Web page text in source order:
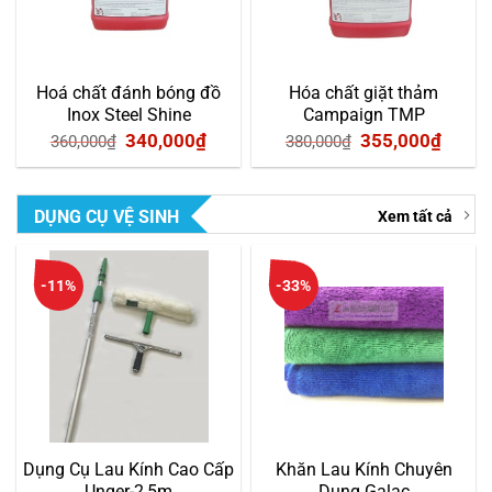
Hoá chất đánh bóng đồ
Inox Steel Shine
360,000₫ Giá
gốc
là:
360,000₫.
340,000₫Giá
hiện
tại
là:
340,000₫.
Hóa chất giặt thảm
Campaign TMP
380,000₫ Giá
gốc
là:
380,000₫.
355,000₫Giá
hiện
tại
là:
DỤNG CỤ VỆ SINH Xem tất cả
-11%
Dụng Cụ Lau Kính Cao Cấp
-33%
Khăn Lau Kính Chuyên